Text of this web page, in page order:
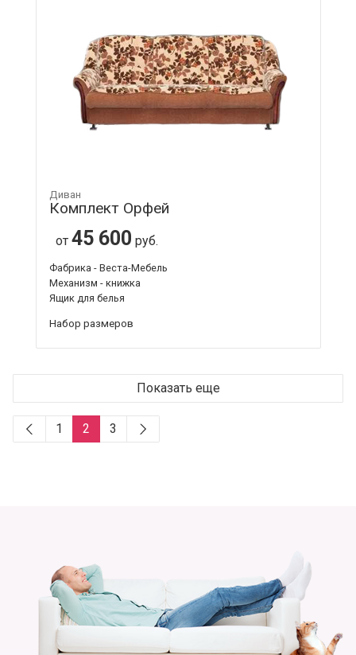
Диван
Комплект Орфей
от 45 600 руб.
Фабрика - Веста-Мебель
Механизм - книжка
Ящик для белья
Набор размеров
Показать еще
1 2 3